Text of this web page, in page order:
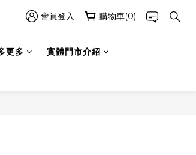
會員登入 購物車(0)
更多 實體門市介紹